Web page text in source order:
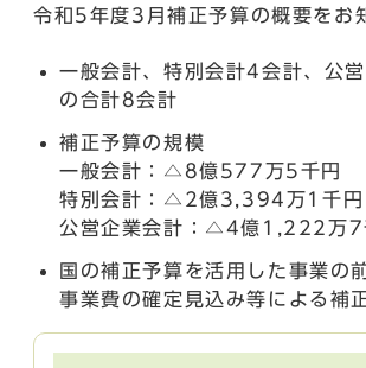
令和5年度3月補正予算の概要をお
一般会計、特別会計4会計、公
の合計8会計
補正予算の規模
一般会計：△8億577万5千円
特別会計：△2億3,394万1千円
公営企業会計：△4億1,222万7
国の補正予算を活用した事業の
事業費の確定見込み等による補